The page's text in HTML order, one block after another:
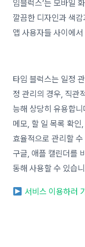
임블럭스’는 모바일
깔끔한 디자인과 색
앱 사용자들 사이에
타임 블럭스는 일정
정 관리의 경우, 직관
능해 상당히 유용합
메모, 할 일 목록 확
효율적으로 관리할
구글, 애플 캘린더를
동해 사용할 수 있습
서비스 이용하러